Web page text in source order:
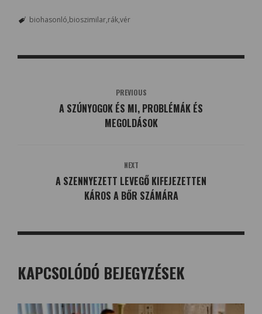
biohasonló bioszimilar rákvér
PREVIOUS
A SZÚNYOGOK ÉS MI, PROBLÉMÁK ÉS
MEGOLDÁSOK
NEXT
A SZENNYEZETT LEVEGŐ KIFEJEZETTEN
KÁROS A BŐR SZÁMÁRA
KAPCSOLÓDÓ BEJEGYZÉSEK